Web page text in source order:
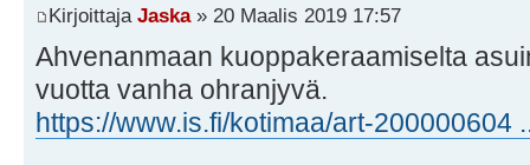
Kirjoittaja Jaska» 20 Maalis 2019 17:57
Ahvenanmaan kuoppakeraamiselta
vuotta vanha ohranjyvä.
https://www.is.fi/kotimaa/art-200000604